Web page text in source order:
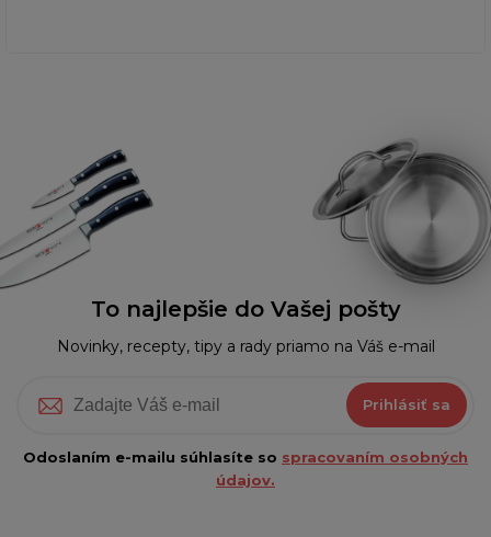
To najlepšie do Vašej pošty
Novinky, recepty, tipy a rady priamo na Váš e-mail
Prihlásiť sa
Odoslaním e-mailu súhlasíte so spracovaním osobných
údajov.